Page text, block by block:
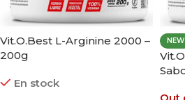
Vit.O.Best L-Arginine 2000 –
200g
En stock
NEW